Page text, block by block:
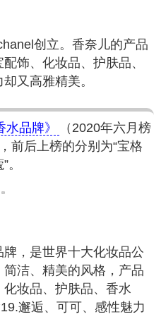
创立。香奈儿的产品
饰、化妆品、护肤品、
又高雅精美。
水品牌》
（2020年六月榜
，前后上榜的分别为“宝格
。
，是世界十大化妆品公
洁、精美的风格，产品
妆品、护肤品、香水
邂逅、可可、感性魅力